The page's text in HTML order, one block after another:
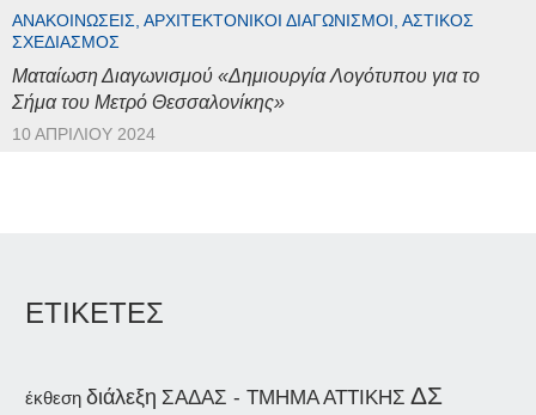
ΑΝΑΚΟΙΝΏΣΕΙΣ, ΑΡΧΙΤΕΚΤΟΝΙΚΟΊ ΔΙΑΓΩΝΙΣΜΟΊ, ΑΣΤΙΚΌΣ
ΣΧΕΔΙΑΣΜΌΣ
Ματαίωση Διαγωνισμού «Δημιουργία Λογότυπου για το
Σήμα του Μετρό Θεσσαλονίκης»
10 ΑΠΡΙΛΊΟΥ 2024
ΕΤΙΚΕΤΕΣ
έκθεση διάλεξη ΣΑΔΑΣ - ΤΜΗΜΑ ΑΤΤΙΚΗΣ ΔΣ